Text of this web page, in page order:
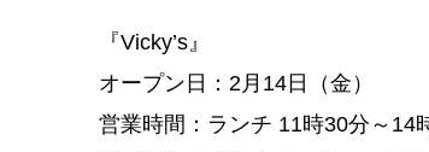
『Vicky’s』
オープン日：2月14日（金）
営業時間：ランチ 11時30分～14